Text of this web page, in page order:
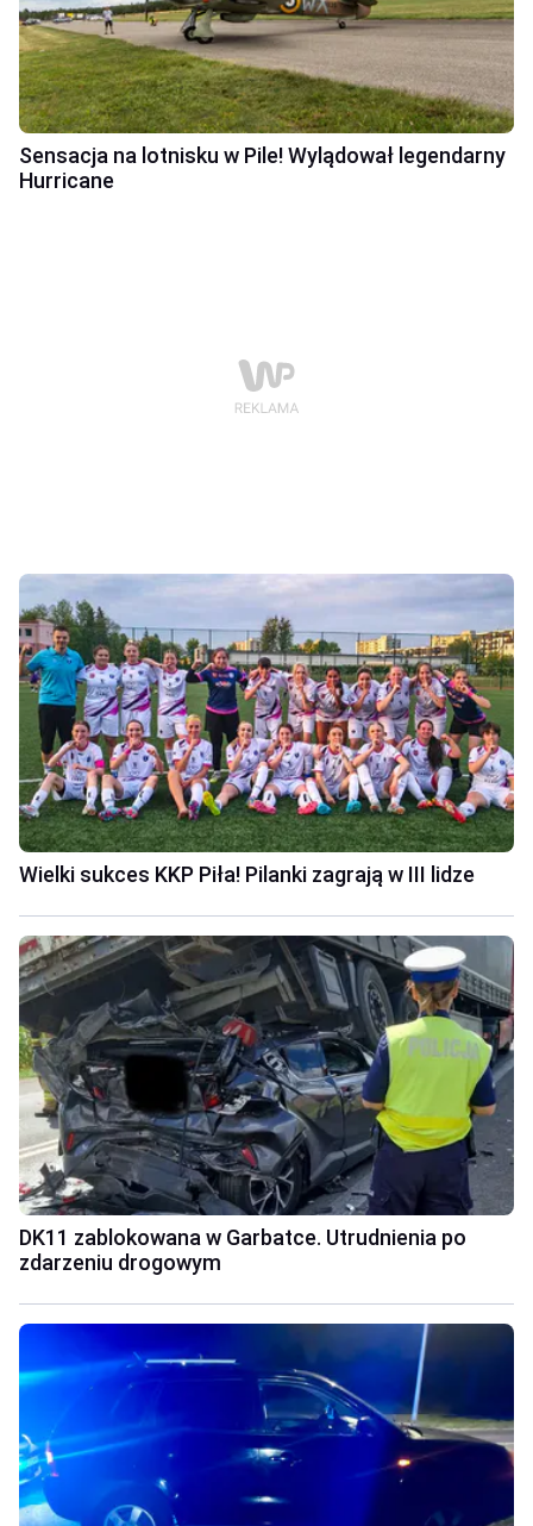
Sensacja na lotnisku w Pile! Wylądował legendarny
Hurricane
Wielki sukces KKP Piła! Pilanki zagrają w III lidze
DK11 zablokowana w Garbatce. Utrudnienia po
zdarzeniu drogowym